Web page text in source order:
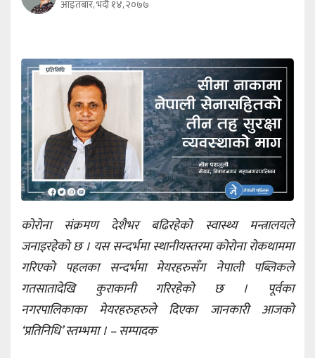
आइतबार, भदौ १४, २०७७
कोरोना संक्रमण देशैभर बढिरहेको स्वास्थ्य मन्त्रालयले
जनाइरहेको छ । यस सन्दर्भमा स्थानीयस्तरमा कोरोना रोकथाममा
गरिएको पहलका सन्दर्भमा मेयरहरुसँग नेपाली पब्लिकले
गतसातादेखि कुराकानी गरिरहेको छ । पूर्वका
नगरपालिकाका मेयरहरुहरुले दिएका जानकारी आजको
‘प्रतिनिधि’ स्तम्भमा । – सम्पादक